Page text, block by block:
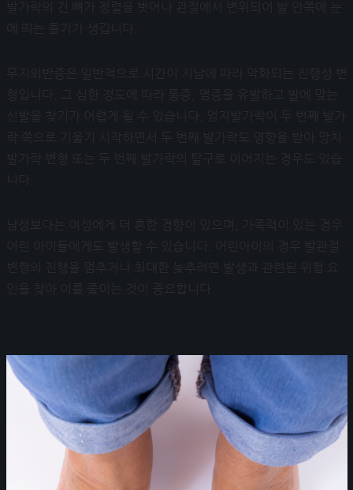
발가락의 긴 뼈가 정렬을 벗어나 관절에서 변위되어 발 안쪽에 눈
에 띄는 돌기가 생깁니다.
무지외반증은 일반적으로 시간이 지남에 따라 악화되는 진행성 변
형입니다. 그 심한 정도에 따라 통증, 염증을 유발하고 발에 맞는
신발을 찾기가 어렵게 될 수 있습니다. 엄지발가락이 두 번째 발가
락 쪽으로 기울기 시작하면서 두 번째 발가락도 영향을 받아 망치
발가락 변형 또는 두 번째 발가락의 탈구로 이어지는 경우도 있습
니다.
남성보다는 여성에게 더 흔한 경향이 있으며, 가족력이 있는 경우
어린 아이들에게도 발생할 수 있습니다. 어린아이의 경우 발관절
변형의 진행을 멈추거나 최대한 늦추려면 발생과 관련된 위험 요
인을 찾아 이를 줄이는 것이 중요합니다.